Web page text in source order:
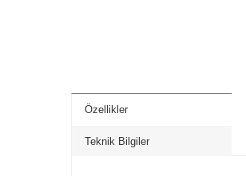
Özellikler
Teknik Bilgiler